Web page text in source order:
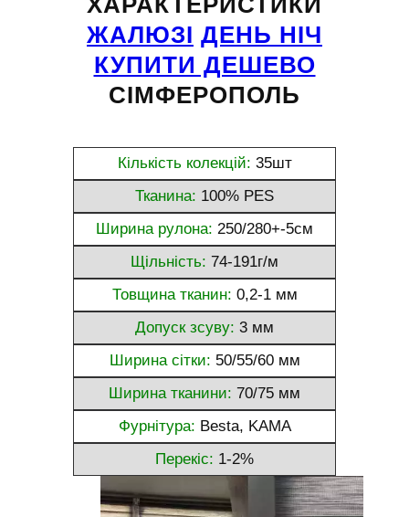
ЖАЛЮЗІ ДЕНЬ НІЧ
КУПИТИ ДЕШЕВО
СІМФЕРОПОЛЬ
Кількість колекцій: 35шт
Тканина: 100% PES
Ширина рулона: 250/280+-5см
Щільність: 74-191г/м
Товщина тканин: 0,2-1 мм
Допуск зсуву: 3 мм
Ширина сітки: 50/55/60 мм
Ширина тканини: 70/75 мм
Фурнітура: Besta, KAMA
Перекіс: 1-2%